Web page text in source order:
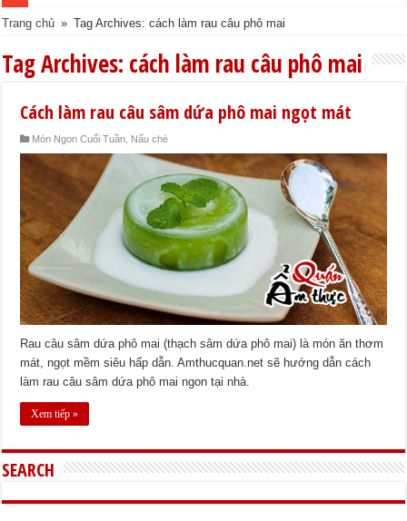
Trang chủ » Tag Archives: cách làm rau câu phô mai
Tag Archives: cách làm rau câu phô mai
Cách làm rau câu sâm dứa phô mai ngọt mát
Món Ngon Cuối Tuần Nấu chè
Rau câu sâm dứa phô mai (thạch sâm dứa phô mai) là món ăn thơm
mát, ngọt mềm siêu hấp dẫn. Amthucquan.net sẽ hướng dẫn cách
làm rau câu sâm dứa phô mai ngon tại nhà.
Xem tiếp »
SEARCH